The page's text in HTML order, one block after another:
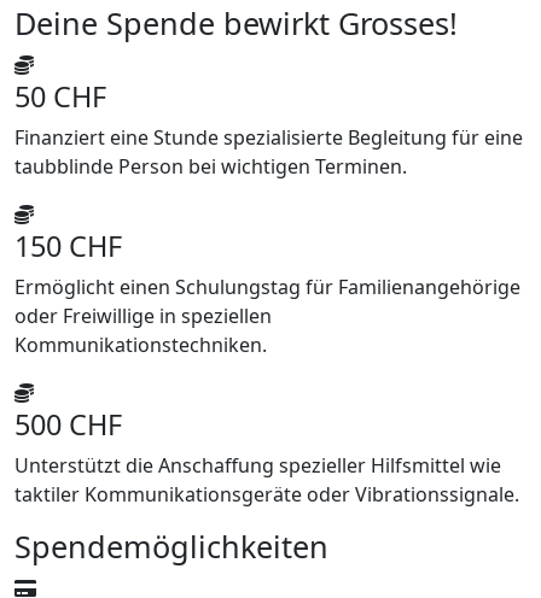
Deine Spende bewirkt Grosses!
50 CHF
Finanziert eine Stunde spezialisierte Begleitung für eine
taubblinde Person bei wichtigen Terminen.
150 CHF
Ermöglicht einen Schulungstag für Familienangehörige
oder Freiwillige in speziellen
Kommunikationstechniken.
500 CHF
Unterstützt die Anschaffung spezieller Hilfsmittel wie
taktiler Kommunikationsgeräte oder Vibrationssignale.
Spendemöglichkeiten